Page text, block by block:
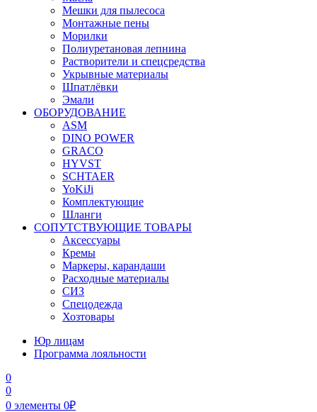
Мешки для пылесоса
Монтажные пены
Морилки
Полиуретановая лепнина
Растворители и спецсредства
Укрывные материалы
Шпатлёвки
Эмали
ОБОРУДОВАНИЕ
ASM
DINO POWER
GRACO
HYVST
SCHTAER
YoKiJi
Комплектующие
Шланги
СОПУТСТВУЮЩИЕ ТОВАРЫ
Аксессуары
Кремы
Маркеры, карандаши
Расходные материалы
СИЗ
Спецодежда
Хозтовары
Юр лицам
Программа лояльности
0
0
0 элементы 0₽